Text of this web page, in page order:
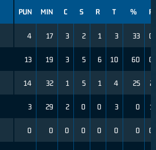
PUN MIN C S R T % R
4 17 3 2 1 3 33 0
13 19 3 5 6 10 60 0
14 32 1 5 1 4 25 2
3 29 2 0 0 3 0 1
0 0 0 0 0 0 0 0